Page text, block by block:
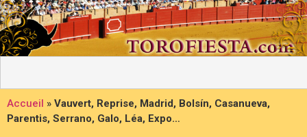
Accueil » Vauvert, Reprise, Madrid, Bolsín, Casanueva,
Parentis, Serrano, Galo, Léa, Expo…